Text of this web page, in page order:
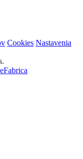
Cookies Nastavenia
eFabrica